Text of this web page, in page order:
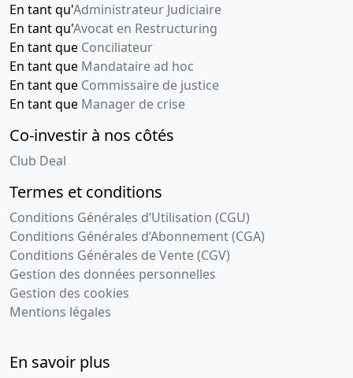
En tant qu'Administrateur Judiciaire
En tant qu'Avocat en Restructuring
En tant que Conciliateur
En tant que Mandataire ad hoc
En tant que Commissaire de justice
En tant que Manager de crise
Co-investir à nos côtés
Club Deal
Termes et conditions
Conditions Générales d’Utilisation (CGU)
Conditions Générales d’Abonnement (CGA)
Conditions Générales de Vente (CGV)
Gestion des données personnelles
Gestion des cookies
Mentions légales
En savoir plus